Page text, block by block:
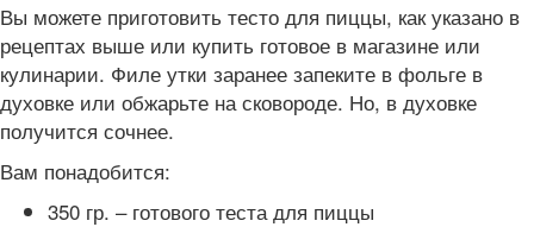
Вы можете приготовить тесто для пиццы, как указано в
рецептах выше или купить готовое в магазине или
кулинарии. Филе утки заранее запеките в фольге в
духовке или обжарьте на сковороде. Но, в духовке
получится сочнее.
Вам понадобится:
350 гр. – готового теста для пиццы